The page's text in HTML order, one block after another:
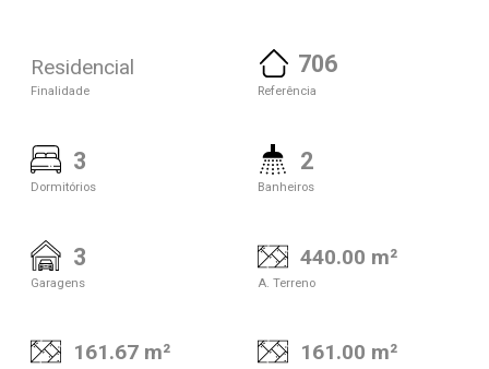
Residencial
Finalidade
706
Referência
3
Dormitórios
2
Banheiros
3
Garagens
440.00 m²
A. Terreno
161.67 m² 161.00 m²